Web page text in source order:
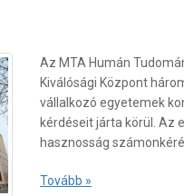
Az MTA Humán
Kiválósági Központ
vállalkozó egyetemek
kérdéseit járta körül. Az
hasznosság
Tovább »